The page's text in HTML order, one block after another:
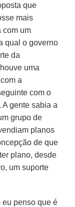
que
mais
com um
qual o governo
da
uma
a
com o
A gente sabia a
grupo de
planos
de que
plano, desde
um suporte
eu penso que é